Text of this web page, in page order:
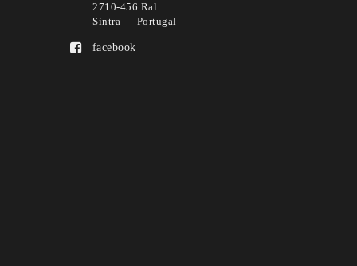
2710-456 Ral
Sintra — Portugal
facebook